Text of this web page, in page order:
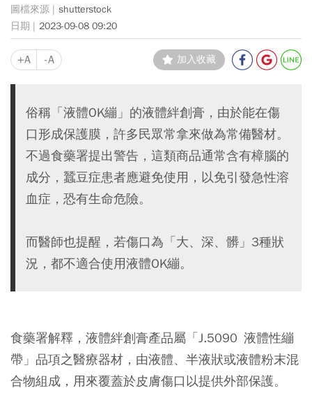
shutterstock
2023-09-08 09:20
+A -A 加入收藏
俗稱「液體OK繃」的液體絆創膏，由於能在傷
口形成保護膜，許多民眾常拿來做為常備醫材。
不過食藥署提出警告，這類商品通常含有樟腦的
成分，蠶豆症患者應避免使用，以免引發急性溶
血症，恐有生命危險。
而醫師也提醒，若傷口為「大、深、髒」3種狀
況，都不適合使用液體OK繃。
食藥署解釋，液體絆創膏產品屬「J.5090 液體性繃
帶」品項之醫療器材，由液體、半液狀或液體粉末混
合物組成，用來覆蓋於皮膚傷口以提供外部保護。